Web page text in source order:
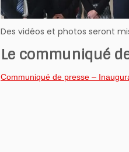
Des vidéos et photos seront
Le communiqué
Communiqué de presse –